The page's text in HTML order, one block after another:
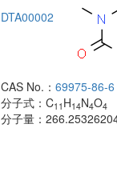
DTA00002
CAS No.：69975-86-6
分子式：C11 H14N4O4
分子量：